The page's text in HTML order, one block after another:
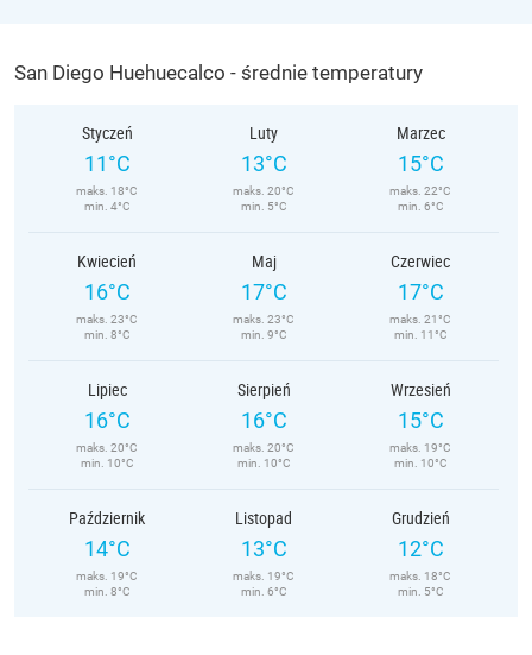
San Diego Huehuecalco - średnie temperatury
Styczeń
11°C
maks. 18°C
min. 4°C
Luty
13°C
maks. 20°C
min. 5°C
Marzec
15°C
maks. 22°C
min. 6°C
Kwiecień
16°C
maks. 23°C
min. 8°C
Maj
17°C
maks. 23°C
min. 9°C
Czerwiec
17°C
maks. 21°C
min. 11°C
Lipiec
16°C
maks. 20°C
min. 10°C
Sierpień
16°C
maks. 20°C
min. 10°C
Wrzesień
15°C
maks. 19°C
min. 10°C
Październik
14°C
maks. 19°C
min. 8°C
Listopad
13°C
maks. 19°C
min. 6°C
Grudzień
12°C
maks. 18°C
min. 5°C